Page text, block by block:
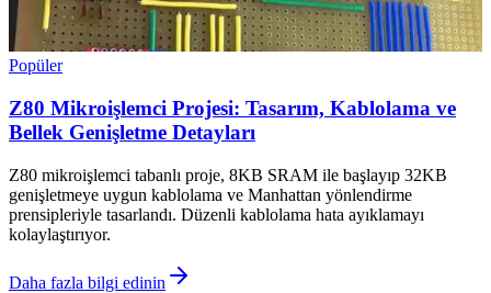
Popüler
Z80 Mikroişlemci Projesi: Tasarım, Kablolama ve
Bellek Genişletme Detayları
Z80 mikroişlemci tabanlı proje, 8KB SRAM ile başlayıp 32KB
genişletmeye uygun kablolama ve Manhattan yönlendirme
prensipleriyle tasarlandı. Düzenli kablolama hata ayıklamayı
kolaylaştırıyor.
Daha fazla bilgi edinin